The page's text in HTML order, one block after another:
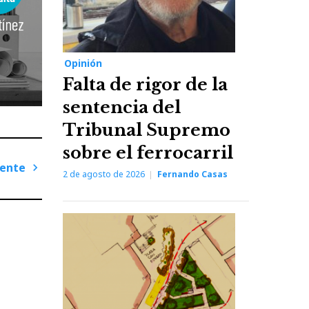
Opinión
Falta de rigor de la
sentencia del
Tribunal Supremo
sobre el ferrocarril
2 de agosto de 2026 Fernando Casas